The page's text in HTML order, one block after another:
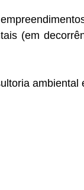
(em
ambiental